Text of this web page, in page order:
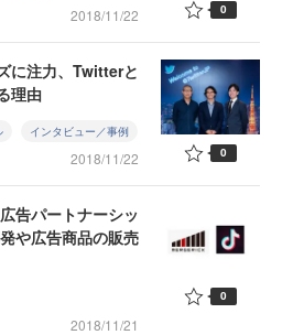
2018/11/22 0
に注力、Twitterと
理由
インタビュー／事例
2018/11/22 0
告パートナーシッ
や広告商品の販売
2018/11/21
0